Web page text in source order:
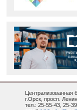
Централизованная
г.Орск, просп.
тел.: 25-55-43, 25-